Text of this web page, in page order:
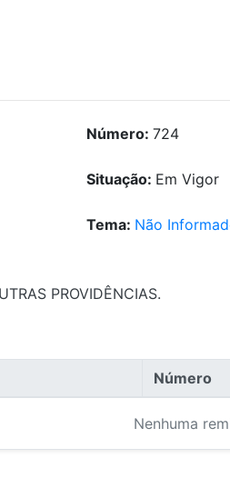
Número: 724
Situação: Em Vigor
Tema: Não
PROVIDÊNCIAS.
Número
Nenhuma